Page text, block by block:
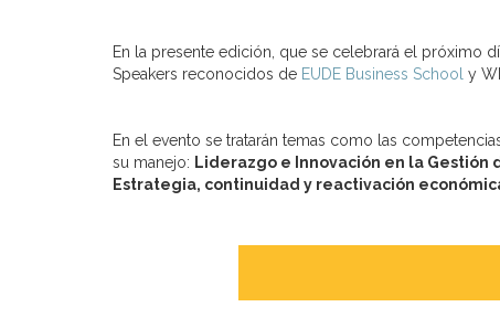
En la presente edición, que se celebrará el próximo
Speakers reconocidos de EUDE Business School y
En el evento se tratarán temas como las
su manejo: Liderazgo e Innovación en la
Estrategia, continuidad y reactivación